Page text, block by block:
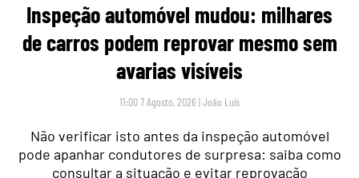
Inspeção automóvel mudou: milhares
de carros podem reprovar mesmo sem
avarias visíveis
11:00 7 Agosto, 2026 |João Luís
Não verificar isto antes da inspeção automóvel
pode apanhar condutores de surpresa: saiba como
consultar a situação e evitar reprovação